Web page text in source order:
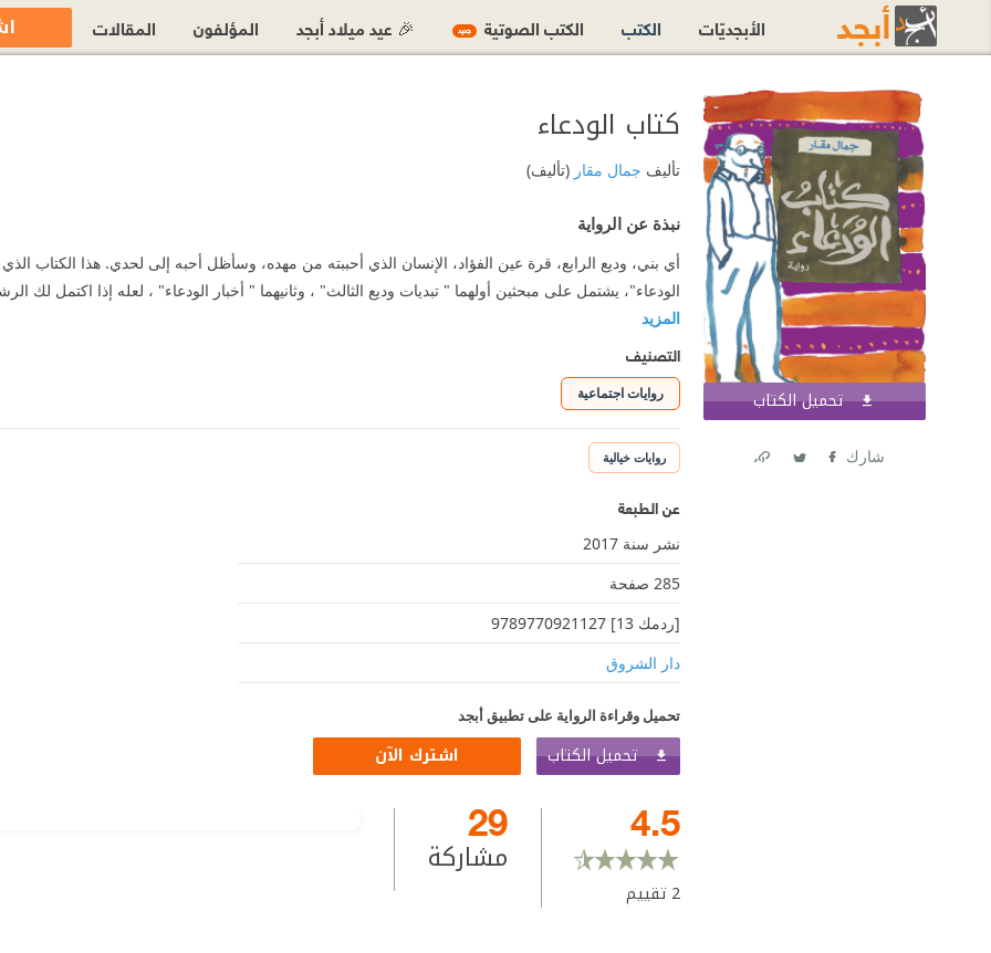
تحميل الكتاب اشترك الآن
شارك
كتاب الودعاء
تأليف جمال مقار(تأليف)
نبذة عن الرواية
أي بني، وديع الرابع، قرة عين الفؤاد، الإنسان الذي أحببته من مهده، وسأظل أحبه إلى لحدي. هذا الكتاب
الودعاء"، يشتمل على مبحثين أولهما " تبديات وديع الثالث" ، وثانيهما " أخبار الودعاء" ، لعله إذا اكتمل لك
المزيد
التصنيف
روايات اجتماعية
روايات خيالية
عن الطبعة
نشر سنة 2017
285 صفحة
[ردمك 13] 9789770921127
دار الشروق
تحميل وقراءة الرواية على تطبيق أبجد
تحميل الكتاب اشترك الآن
4.5
2 تقييم
29
مشاركة
الأبجديّات الكتب الكتب الصوتية جديد 🎉 عيد ميلاد أبجد المؤلفون المقالات